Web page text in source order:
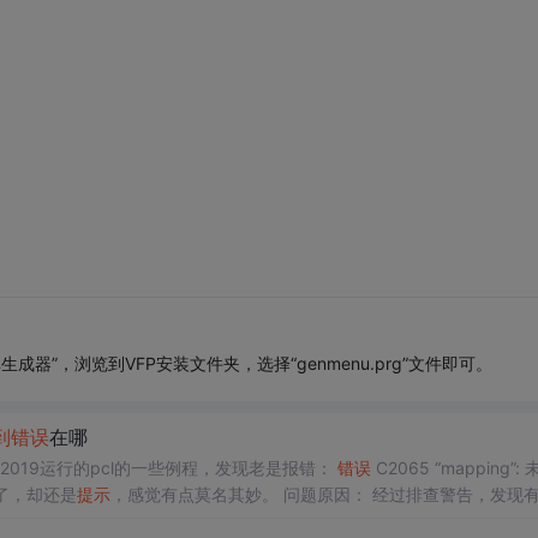
成器”，浏览到VFP安装文件夹，选择“genmenu.prg”文件即可。
错误在哪
运行的pcl的一些例程，发现老是报错： 错误 C2065 “mapping”:
，却还是提示，感觉有点莫名其妙。 问题原因： 经过排查警告，发现